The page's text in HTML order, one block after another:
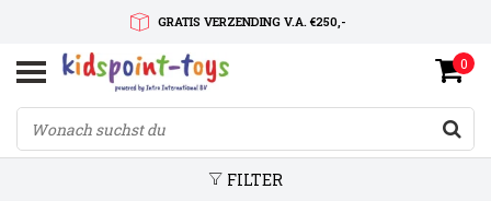
GRATIS VERZENDING V.A. €250,-
SNELLE LEVERTIJD
SERVICE OP MAAT
0
FILTER